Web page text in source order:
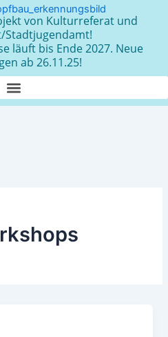
von Kulturreferat und
Stadtjugendamt!
läuft bis Ende 2027. Neue
ab 26.11.25!